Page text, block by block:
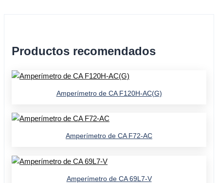
Productos recomendados
Amperímetro de CA F120H-AC(G)
Amperímetro de CA F72-AC
Amperímetro de CA 69L7-V